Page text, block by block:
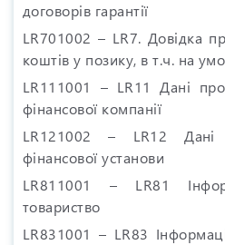
договорів гарантії
LR701002 – LR7. Довідка
коштів у позику, в т.ч. на
LR111001 – LR11 Дані про
фінансової компанії
LR121002 – LR12 Дані
фінансової установи
LR811001 – LR81
товариство
LR831001 – LR83